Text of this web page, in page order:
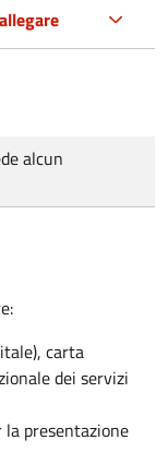
alcun
carta
dei servizi
presentazione